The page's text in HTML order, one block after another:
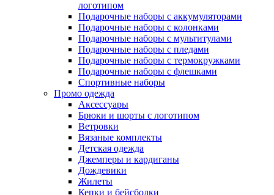
логотипом
Подарочные наборы с аккумуляторами
Подарочные наборы с колонками
Подарочные наборы с мультитулами
Подарочные наборы с пледами
Подарочные наборы с термокружками
Подарочные наборы с флешками
Спортивные наборы
Промо одежда
Аксессуары
Брюки и шорты с логотипом
Ветровки
Вязаные комплекты
Детская одежда
Джемперы и кардиганы
Дождевики
Жилеты
Кепки и бейсболки